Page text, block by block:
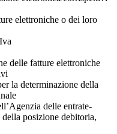
elettroniche o dei loro
delle fatture elettroniche
la determinazione della
delle entrate-
posizione debitoria,